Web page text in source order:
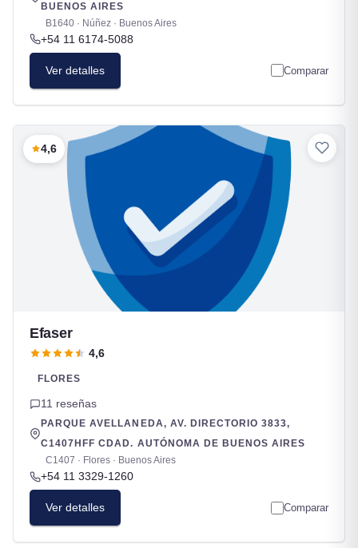
BUENOS AIRES
B1640 · Núñez · Buenos Aires
+54 11 6174-5088
Ver detalles Comparar
4,6
Efaser
4,6
FLORES
11 reseñas
PARQUE AVELLANEDA, AV. DIRECTORIO 3833,
C1407HFF CDAD. AUTÓNOMA DE BUENOS AIRES
C1407 · Flores · Buenos Aires
+54 11 3329-1260
Ver detalles Comparar